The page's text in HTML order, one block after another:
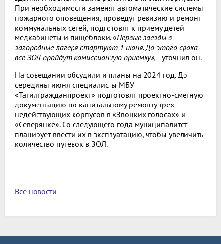
При необходимости заменят автоматические системы
пожарного оповещения, проведут ревизию и ремонт
коммунальных сетей, подготовят к приему детей
медкабинеты и пищеблоки. «Первые заезды в
загородные лагеря стартуют 1 июня. До этого срока
все ЗОЛ пройдут комиссионную приемку», - уточнил он.
На совещании обсудили и планы на 2024 год. До
середины июня специалисты МБУ
«Тагилгражданпроект» подготовят проектно-сметную
документацию по капитальному ремонту трех
недействующих корпусов в «Звонких голосах» и
«Северянке». Со следующего года муниципалитет
планирует ввести их в эксплуатацию, чтобы увеличить
количество путевок в ЗОЛ.
Все новости